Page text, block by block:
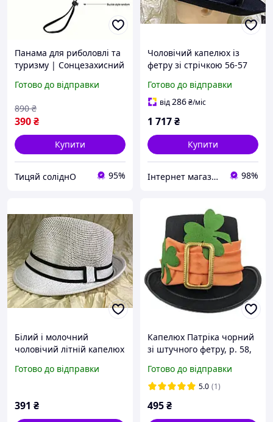
Панама для риболовлі та
туризму | Сонцезахисний
шнурком, для походів і
Готово до відправки
390₴
890 ₴
Купити
Тицяй соліднО 95%
Чоловічий капелюх із
фетру зі стрічкою 56-57
Готово до відправки
від286₴/міс
1 717₴
Купити
Інтернет магазин Стиль 98%
Білий і молочний
чоловічий літній капелюх
Готово до відправки
391 ₴
Капелюх Патріка чорний
зі штучного фетру, р. 58,
конюшиною та пряжкою
(помаранчева стрічка)
Готово до відправки
5.0 (1)
495₴